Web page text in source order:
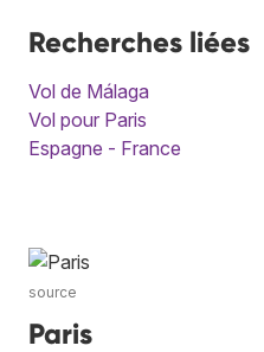
Recherches liées
Vol de Málaga
Vol pour Paris
Espagne - France
source
Paris